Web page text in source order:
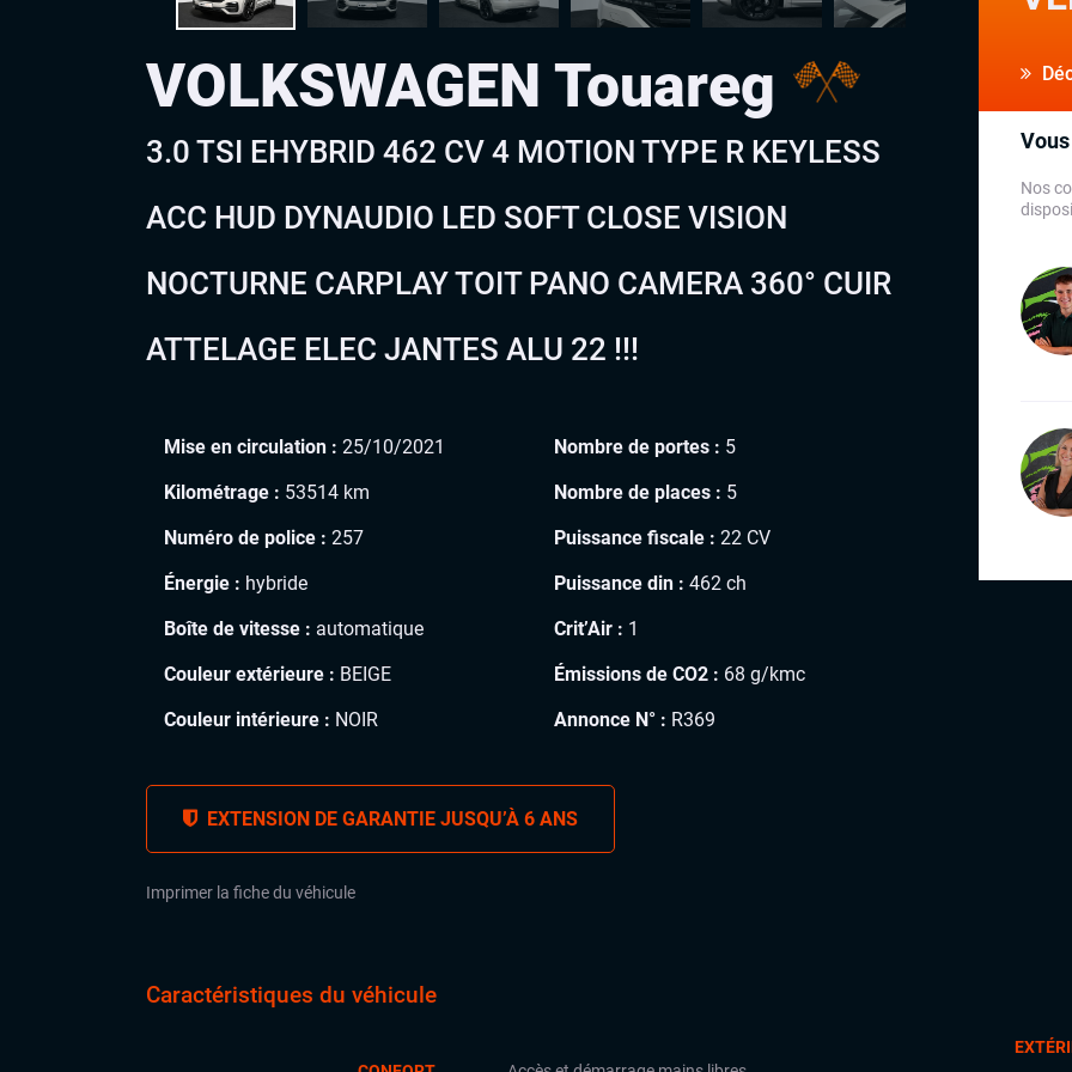
VOLKSWAGEN Touareg
3.0 TSI EHYBRID 462 CV 4 MOTION TYPE R KEYLESS
ACC HUD DYNAUDIO LED SOFT CLOSE VISION
NOCTURNE CARPLAY TOIT PANO CAMERA 360° CUIR
ATTELAGE ELEC JANTES ALU 22 !!!
Mise en circulation : 25/10/2021
Kilométrage : 53514 km
Numéro de police : 257
Énergie : hybride
Boîte de vitesse : automatique
Couleur extérieure : BEIGE
Couleur intérieure : NOIR
Nombre de portes : 5
Nombre de places : 5
Puissance fiscale : 22 CV
Puissance din : 462 ch
Crit’Air : 1
Émissions de CO2 : 68 g/kmc
Annonce N° : R369
EXTENSION DE GARANTIE JUSQU’À 6 ANS
Imprimer la fiche du véhicule
Nos
Caractéristiques du véhicule